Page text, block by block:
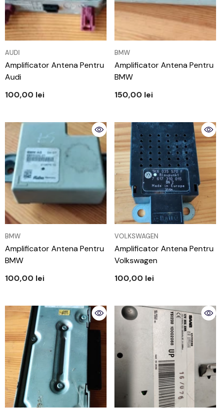
VÂNZĂTOR:
AUDI
Amplificator Antena Pentru
Audi
100,00 lei
VÂNZĂTOR:
BMW
Amplificator Antena Pentru
BMW
150,00 lei
VÂNZĂTOR:
BMW
Amplificator Antena Pentru
BMW
100,00 lei
VÂNZĂTOR:
VOLKSWAGEN
Amplificator Antena Pentru
Volkswagen
100,00 lei